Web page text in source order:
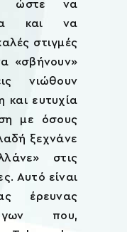
ώστε να
και να
στιγμές
«σβήνουν»
νιώθουν
και ευτυχία
με όσους
ξεχνάνε
στις
Αυτό είναι
έρευνας
που,